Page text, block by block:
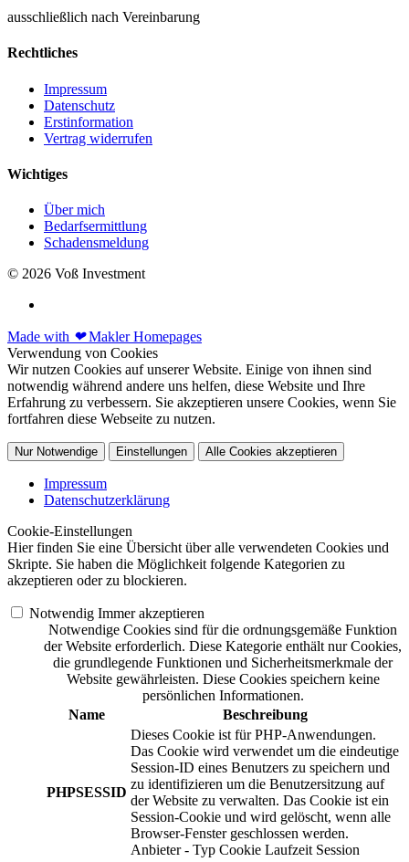
ausschließlich nach Vereinbarung
Rechtliches
Impressum
Datenschutz
Erstinformation
Vertrag widerrufen
Wichtiges
Über mich
Bedarfsermittlung
Schadensmeldung
© 2026 Voß Investment
Made with ❤Makler Homepages
Verwendung von Cookies
Wir nutzen Cookies auf unserer Website. Einige von ihnen sind
notwendig während andere uns helfen, diese Website und Ihre
Erfahrung zu verbessern. Sie akzeptieren unsere Cookies, wenn Sie
fortfahren diese Webseite zu nutzen.
Nur Notwendige Einstellungen Alle Cookies akzeptieren
Impressum
Datenschutzerklärung
Cookie-Einstellungen
Hier finden Sie eine Übersicht über alle verwendeten Cookies und
Skripte. Sie haben die Möglichkeit folgende Kategorien zu
akzeptieren oder zu blockieren.
Notwendig Immer akzeptieren
Notwendige Cookies sind für die ordnungsgemäße Funktion
der Website erforderlich. Diese Kategorie enthält nur Cookies,
die grundlegende Funktionen und Sicherheitsmerkmale der
Website gewährleisten. Diese Cookies speichern keine
persönlichen Informationen.
Name
Beschreibung
PHPSESSID
Dieses Cookie ist für PHP-Anwendungen.
Das Cookie wird verwendet um die eindeutige
Session-ID eines Benutzers zu speichern und
zu identifizieren um die Benutzersitzung auf
der Website zu verwalten. Das Cookie ist ein
Session-Cookie und wird gelöscht, wenn alle
Browser-Fenster geschlossen werden.
Anbieter - Typ Cookie Laufzeit Session